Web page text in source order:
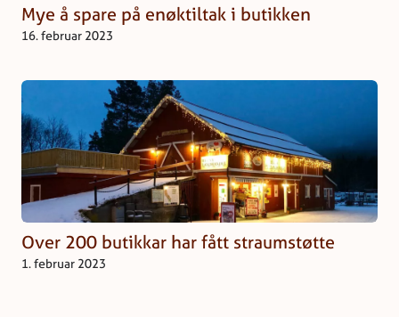
Mye å spare på enøktiltak i butikken
16. februar 2023
Over 200 butikkar har fått straumstøtte
1. februar 2023